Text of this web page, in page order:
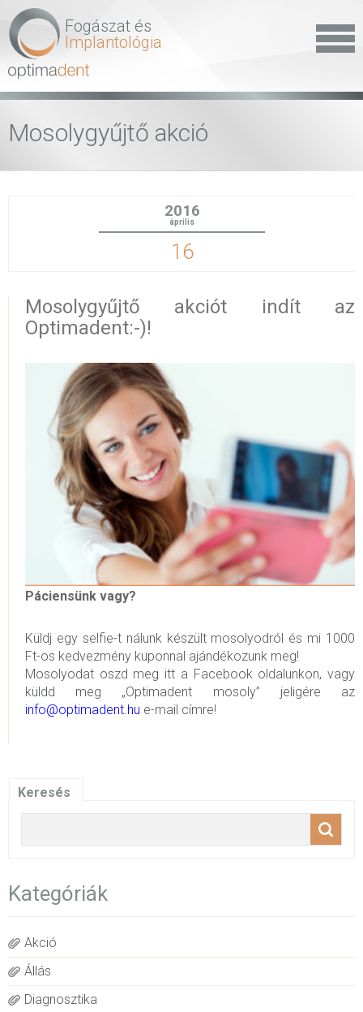
Fogászat és
Implantológia
Mosolygyűjtő akció
2016
április
16
Mosolygyűjtő akciót indít az
Optimadent:-)!
Páciensünk vagy?
Küldj egy selfie-t nálunk készült mosolyodról és mi 1000
Ft-os kedvezmény kuponnal ajándékozunk meg!
Mosolyodat oszd meg itt a Facebook oldalunkon, vagy
küldd meg „Optimadent mosoly” jeligére az
info@optimadent.hu e-mail címre!
Keresés
Kategóriák
Akció
Állás
Diagnosztika